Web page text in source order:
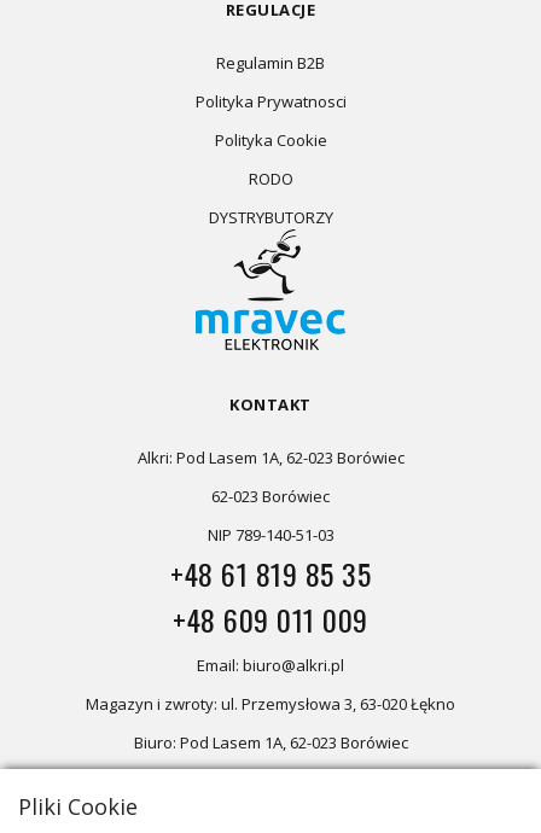
REGULACJE
Regulamin B2B
Polityka Prywatnosci
Polityka Cookie
RODO
DYSTRYBUTORZY
KONTAKT
Alkri: Pod Lasem 1A, 62-023 Borówiec
62-023 Borówiec
NIP 789-140-51-03
+48 61 819 85 35
+48 609 011 009
Email: biuro@alkri.pl
Magazyn i zwroty: ul. Przemysłowa 3, 63-020 Łękno
Biuro: Pod Lasem 1A, 62-023 Borówiec
Oferta skierowana dla firm, w przypadku zakupów detalicznych
Pliki Cookie